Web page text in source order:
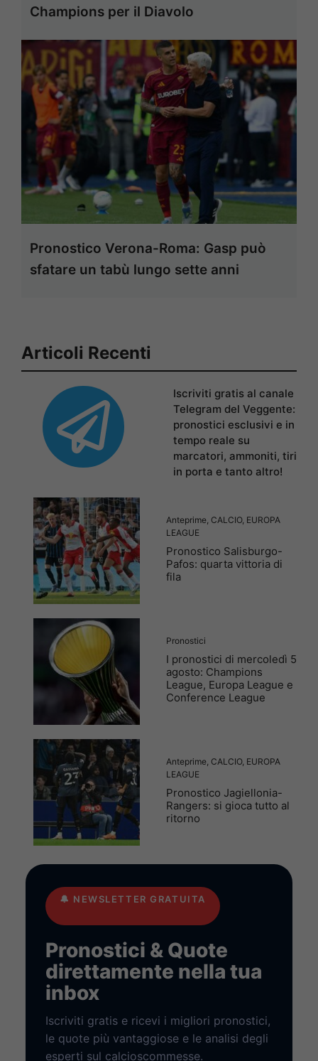
Champions per il Diavolo
Pronostico Verona-Roma: Gasp può
sfatare un tabù lungo sette anni
Articoli Recenti
Iscriviti gratis al canale
Telegram del Veggente:
pronostici esclusivi e in
tempo reale su
marcatori, ammoniti, tiri
in porta e tanto altro!
Anteprime, CALCIO, EUROPA
LEAGUE
Pronostico Salisburgo-
Pafos: quarta vittoria di
fila
Pronostici
I pronostici di mercoledì 5
agosto: Champions
League, Europa League e
Conference League
Anteprime, CALCIO, EUROPA
LEAGUE
Pronostico Jagiellonia-
Rangers: si gioca tutto al
ritorno
🔔 NEWSLETTER GRATUITA
Pronostici & Quote
direttamente nella tua
inbox
Iscriviti gratis e ricevi i migliori pronostici,
le quote più vantaggiose e le analisi degli
esperti sul calcioscommesse.